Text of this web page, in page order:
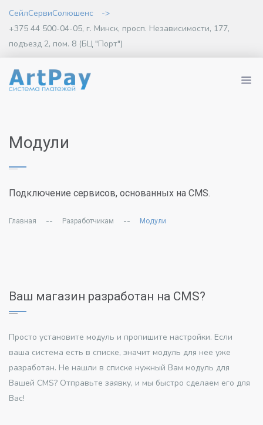
СейлСервиСолюшенс
->
+375 44 500-04-05, г. Минск, просп. Независимости, 177,
подъезд 2, пом. 8 (БЦ "Порт")
Модули
Подключение сервисов, основанных на CMS.
Главная -- Разработчикам -- Модули
Ваш магазин разработан на CMS?
Просто установите модуль и пропишите настройки. Если
ваша система есть в списке, значит модуль для нее уже
разработан. Не нашли в списке нужный Вам модуль для
Вашей CMS? Отправьте заявку, и мы быстро сделаем его для
Вас!